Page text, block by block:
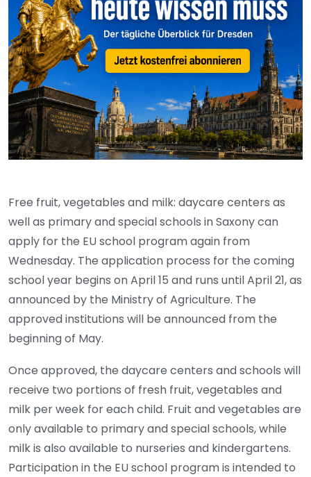
Free fruit, vegetables and milk: daycare centers as
well as primary and special schools in Saxony can
apply for the EU school program again from
Wednesday. The application process for the coming
school year begins on April 15 and runs until April 21, as
announced by the Ministry of Agriculture. The
approved institutions will be announced from the
beginning of May.
Once approved, the daycare centers and schools will
receive two portions of fresh fruit, vegetables and
milk per week for each child. Fruit and vegetables are
only available to primary and special schools, while
milk is also available to nurseries and kindergartens.
Participation in the EU school program is intended to